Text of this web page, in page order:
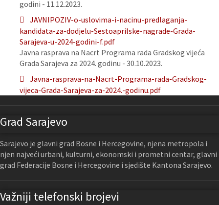
godini - 11.12.2023.
JAVNIPOZIV-o-uslovima-i-nacinu-predlaganja-
kandidata-za-dodjelu-Sestoaprilske-nagrade-Grada-
Sarajeva-u-2024-godini-f.pdf
Javna rasprava na Nacrt Programa rada Gradskog vijeća
Grada Sarajeva za 2024. godinu - 30.10.2023.
Javna-rasprava-na-Nacrt-Programa-rada-Gradskog-
vijeca-Grada-Sarajeva-za-2024.-godinu.pdf
Grad Sarajevo
Sarajevo je glavni grad Bosne i Hercegovine, njena metropola i
njen najveći urbani, kulturni, ekonomski i prometni centar, glavni
grad Federacije Bosne i Hercegovine i sjedište Kantona Sarajevo.
Važniji telefonski brojevi